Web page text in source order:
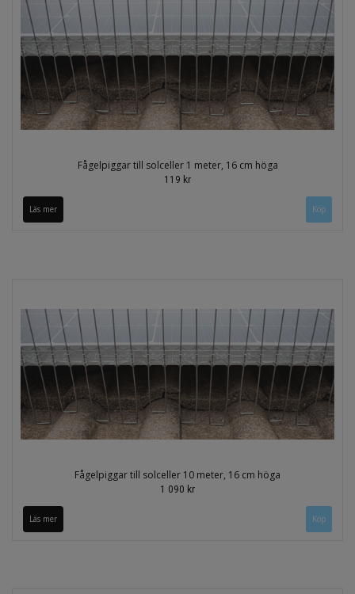
Fågelpiggar till solceller 1 meter, 16 cm höga
119 kr
Läs mer
Fågelpiggar till solceller 10 meter, 16 cm höga
1 090 kr
Läs mer